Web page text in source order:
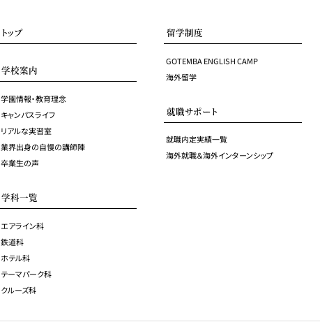
トップ
学校案内
学園情報・教育理念
キャンパスライフ
リアルな実習室
業界出身の自慢の講師陣
卒業生の声
学科一覧
エアライン科
鉄道科
ホテル科
テーマパーク科
クルーズ科
留学制度
GOTEMBA ENGLISH CAMP
海外留学
就職サポート
就職内定実績一覧
海外就職＆海外インターンシップ